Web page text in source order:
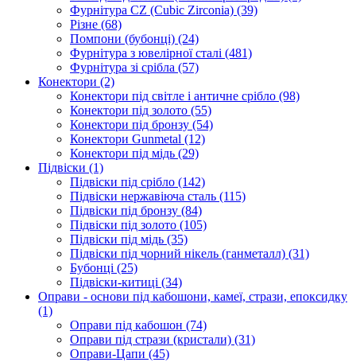
Фурнітура CZ (Cubic Zirconia) (39)
Різне (68)
Помпони (бубонці) (24)
Фурнітура з ювелірної сталі (481)
Фурнітура зі срібла (57)
Конектори (2)
Конектори під світле і античне срібло (98)
Конектори під золото (55)
Конектори під бронзу (54)
Конектори Gunmetal (12)
Конектори під мідь (29)
Підвіски (1)
Підвіски під срібло (142)
Підвіски нержавіюча сталь (115)
Підвіски під бронзу (84)
Підвіски під золото (105)
Підвіски під мідь (35)
Підвіски під чорний нікель (ганметалл) (31)
Бубонці (25)
Підвіски-китиці (34)
Оправи - основи під кабошони, камеї, стрази, епоксидку
(1)
Оправи під кабошон (74)
Оправи під стрази (кристали) (31)
Оправи-Цапи (45)